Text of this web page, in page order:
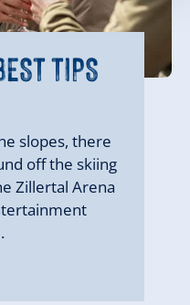
TIPS
slopes, there
off the skiing
Zillertal Arena